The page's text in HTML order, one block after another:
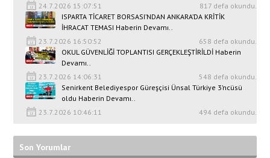
24.7.2026 15:07:51
817 defa okundu.
ISPARTA TİCARET BORSASI’NDAN ANKARA’DA KRİTİK
İHRACAT TEMASI Haberin Devamı..
23.7.2026 16:50:52
658 defa okundu.
OKUL GÜVENLİĞİ TOPLANTISI GERÇEKLEŞTİRİLDİ Haberin
Devamı..
23.7.2026 14:06:31
548 defa okundu.
Senirkent Belediyespor Güreşçisi Ünsal Türkiye 3’ncüsü
oldu Haberin Devamı..
23.7.2026 10:46:11
494 defa okundu.
Son Yorumlar